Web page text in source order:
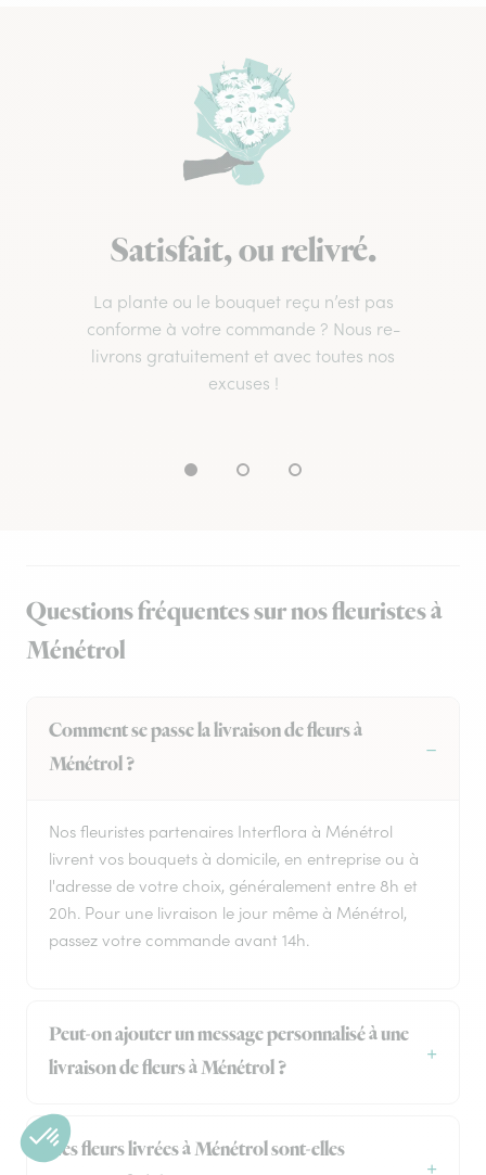
Satisfait, ou relivré.
La plante ou le bouquet reçu n’est pas
conforme à votre commande ? Nous re-
livrons gratuitement et avec toutes nos
excuses !
Questions fréquentes sur nos fleuristes à
Ménétrol
Comment se passe la livraison de fleurs à
Ménétrol ?
Nos fleuristes partenaires Interflora à Ménétrol
livrent vos bouquets à domicile, en entreprise ou à
l'adresse de votre choix, généralement entre 8h et
20h. Pour une livraison le jour même à Ménétrol,
passez votre commande avant 14h.
Peut-on ajouter un message personnalisé à une
livraison de fleurs à Ménétrol ?
Les fleurs livrées à Ménétrol sont-elles